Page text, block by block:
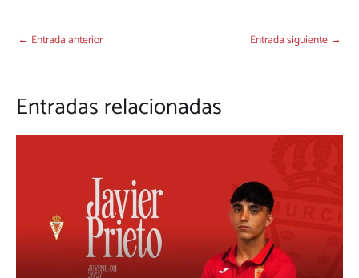
← Entrada anterior Entrada siguiente →
Entradas relacionadas